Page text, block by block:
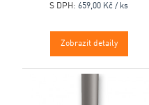
S DPH: 659,00 Kč / ks
Zobrazit detaily